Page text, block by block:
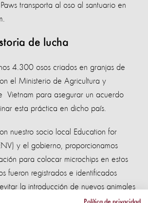
transporta al oso al santuario en
de lucha
4.300 osos criados en granjas de
el Ministerio de Agricultura y
Vietnam para asegurar un acuerdo
esta práctica en dicho país.
nuestro socio local Education for
y el gobierno, proporcionamos
para colocar microchips en estos
fueron registrados e identificados
la introducción de nuevos animales
Política de privacidad